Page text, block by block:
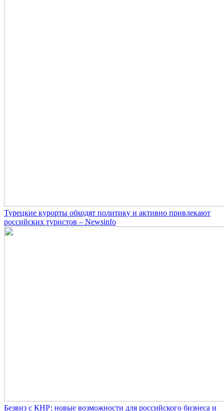
Турецкие курорты обходят политику и активно привлекают
российских туристов – Newsinfo
Безвиз с КНР: новые возможности для российского бизнеса и